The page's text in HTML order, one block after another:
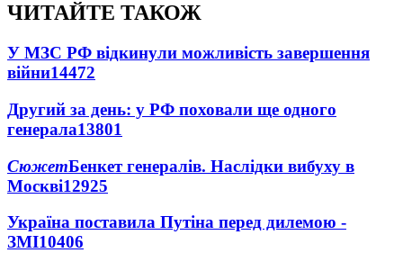
ЧИТАЙТЕ ТАКОЖ
У МЗС РФ відкинули можливість завершення
війни14472
Другий за день: у РФ поховали ще одного
генерала13801
СюжетБенкет генералів. Наслідки вибуху в
Москві12925
Україна поставила Путіна перед дилемою -
ЗМІ10406